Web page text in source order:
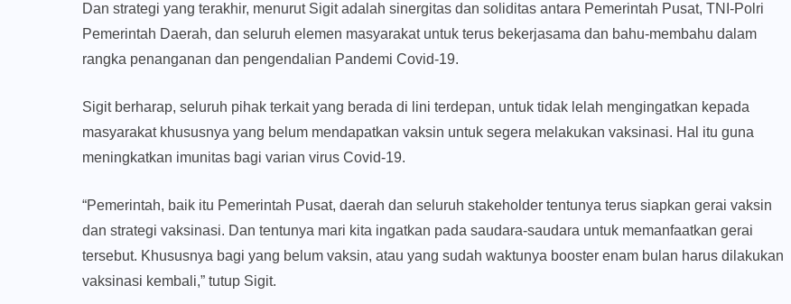
Dan strategi yang terakhir, menurut Sigit adalah sinergitas dan soliditas antara Pemerintah Pusat, TNI-Polri
Pemerintah Daerah, dan seluruh elemen masyarakat untuk terus bekerjasama dan bahu-membahu dalam
rangka penanganan dan pengendalian Pandemi Covid-19.
Sigit berharap, seluruh pihak terkait yang berada di lini terdepan, untuk tidak lelah mengingatkan kepada
masyarakat khususnya yang belum mendapatkan vaksin untuk segera melakukan vaksinasi. Hal itu guna
meningkatkan imunitas bagi varian virus Covid-19.
“Pemerintah, baik itu Pemerintah Pusat, daerah dan seluruh stakeholder tentunya terus siapkan gerai vaksin
dan strategi vaksinasi. Dan tentunya mari kita ingatkan pada saudara-saudara untuk memanfaatkan gerai
tersebut. Khususnya bagi yang belum vaksin, atau yang sudah waktunya booster enam bulan harus dilakukan
vaksinasi kembali,” tutup Sigit.